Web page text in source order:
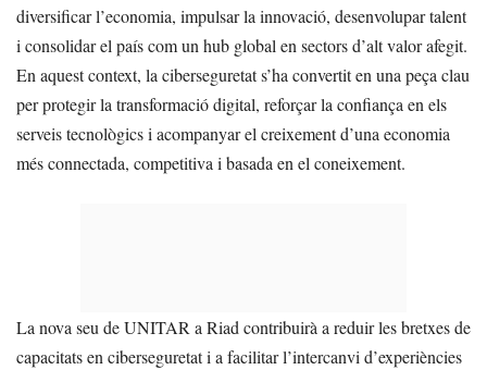
diversificar l’economia, impulsar la innovació, desenvolupar talent
i consolidar el país com un hub global en sectors d’alt valor afegit.
En aquest context, la ciberseguretat s’ha convertit en una peça clau
per protegir la transformació digital, reforçar la confiança en els
serveis tecnològics i acompanyar el creixement d’una economia
més connectada, competitiva i basada en el coneixement.
La nova seu de UNITAR a Riad contribuirà a reduir les bretxes de
capacitats en ciberseguretat i a facilitar l’intercanvi d’experiències